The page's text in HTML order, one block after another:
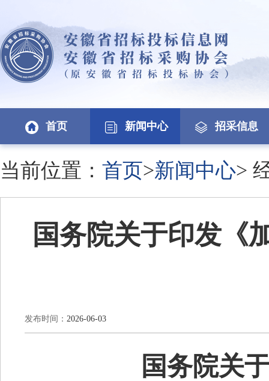
首页 新闻中心 招采信息
当前位置： 首页>新闻中心>
国务院关于印发《
发布时间： 2026-06-03
国务院关